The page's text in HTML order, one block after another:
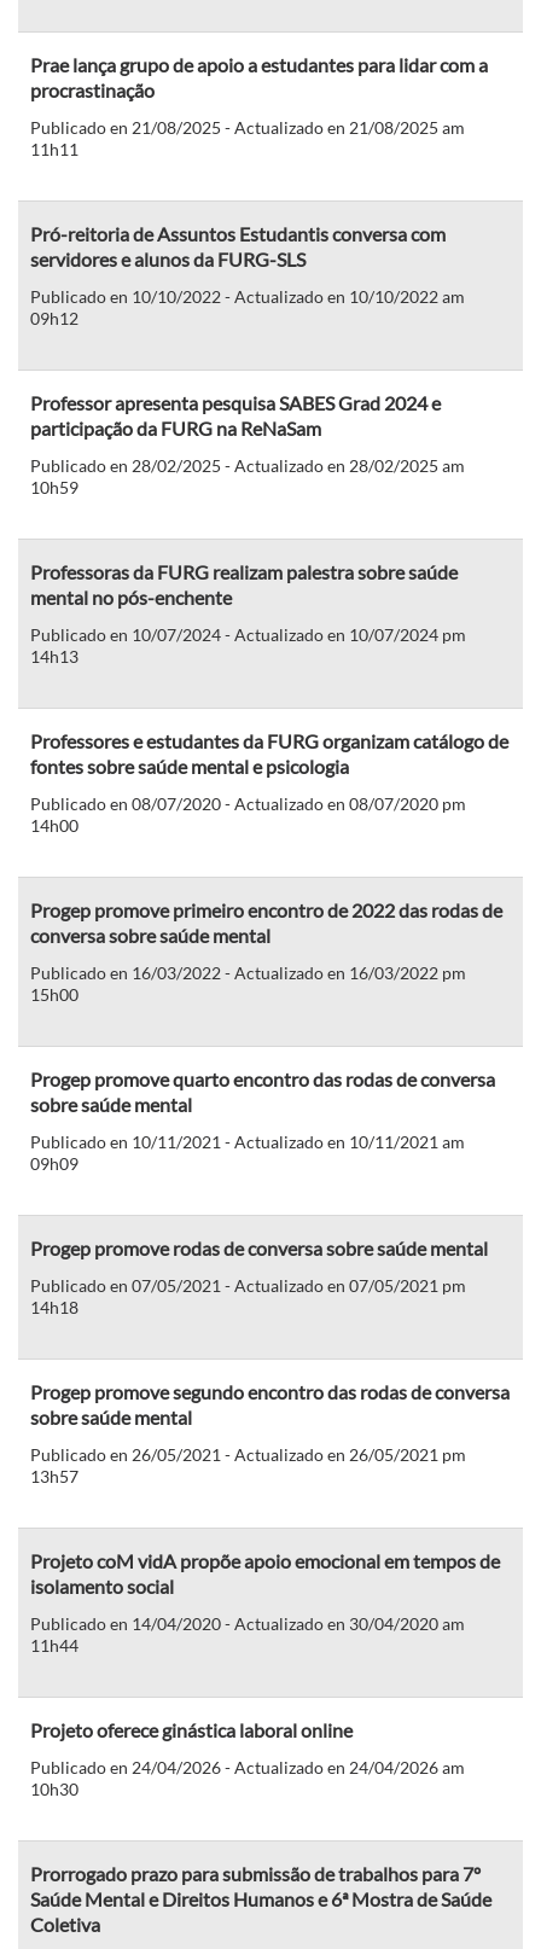
Prae lança grupo de apoio a estudantes para lidar com a
procrastinação
Publicado en 21/08/2025 - Actualizado en 21/08/2025 am
11h11
Pró-reitoria de Assuntos Estudantis conversa com
servidores e alunos da FURG-SLS
Publicado en 10/10/2022 - Actualizado en 10/10/2022 am
09h12
Professor apresenta pesquisa SABES Grad 2024 e
participação da FURG na ReNaSam
Publicado en 28/02/2025 - Actualizado en 28/02/2025 am
10h59
Professoras da FURG realizam palestra sobre saúde
mental no pós-enchente
Publicado en 10/07/2024 - Actualizado en 10/07/2024 pm
14h13
Professores e estudantes da FURG organizam catálogo de
fontes sobre saúde mental e psicologia
Publicado en 08/07/2020 - Actualizado en 08/07/2020 pm
14h00
Progep promove primeiro encontro de 2022 das rodas de
conversa sobre saúde mental
Publicado en 16/03/2022 - Actualizado en 16/03/2022 pm
15h00
Progep promove quarto encontro das rodas de conversa
sobre saúde mental
Publicado en 10/11/2021 - Actualizado en 10/11/2021 am
09h09
Progep promove rodas de conversa sobre saúde mental
Publicado en 07/05/2021 - Actualizado en 07/05/2021 pm
14h18
Progep promove segundo encontro das rodas de conversa
sobre saúde mental
Publicado en 26/05/2021 - Actualizado en 26/05/2021 pm
13h57
Projeto coM vidA propõe apoio emocional em tempos de
isolamento social
Publicado en 14/04/2020 - Actualizado en 30/04/2020 am
11h44
Projeto oferece ginástica laboral online
Publicado en 24/04/2026 - Actualizado en 24/04/2026 am
10h30
Prorrogado prazo para submissão de trabalhos para 7º
Saúde Mental e Direitos Humanos e 6ª Mostra de Saúde
Coletiva